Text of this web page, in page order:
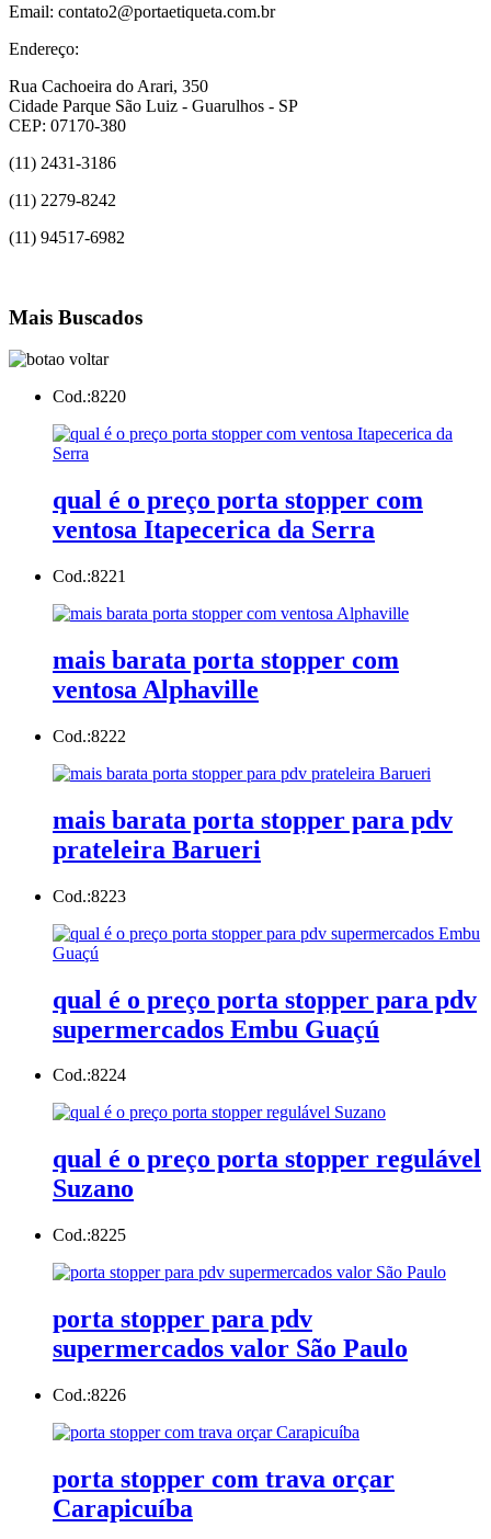
Email: contato2@portaetiqueta.com.br
Endereço:
Rua Cachoeira do Arari, 350
Cidade Parque São Luiz - Guarulhos - SP
CEP: 07170-380
(11) 2431-3186
(11) 2279-8242
(11) 94517-6982
Mais Buscados
Cod.:8220
qual é o preço porta stopper com
ventosa Itapecerica da Serra
Cod.:8221
mais barata porta stopper com
ventosa Alphaville
Cod.:8222
mais barata porta stopper para pdv
prateleira Barueri
Cod.:8223
qual é o preço porta stopper para pdv
supermercados Embu Guaçú
Cod.:8224
qual é o preço porta stopper regulável
Suzano
Cod.:8225
porta stopper para pdv
supermercados valor São Paulo
Cod.:8226
porta stopper com trava orçar
Carapicuíba